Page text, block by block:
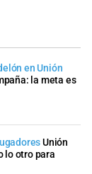
en Unión
la meta es
Unión
lo otro para